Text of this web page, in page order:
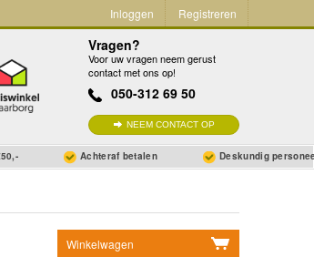
Inloggen Registreren
Vragen?
Voor uw vragen neem gerust
contact met ons op!
050-312 69 50
NEEM CONTACT OP
Achteraf betalen Deskundig
Winkelwagen